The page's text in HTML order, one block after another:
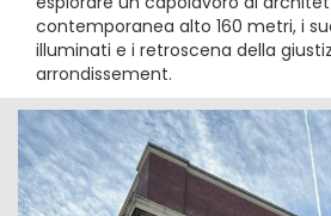
contemporanea alto 160 metri, i
illuminati e i retroscena della
arrondissement.